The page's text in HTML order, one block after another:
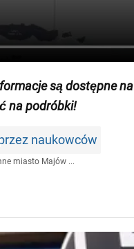
są dostępne na
na podróbki!
naukowców
miasto Majów ...